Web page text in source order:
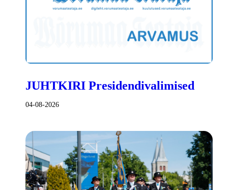
JUHTKIRI Presidendivalimised
04-08-2026